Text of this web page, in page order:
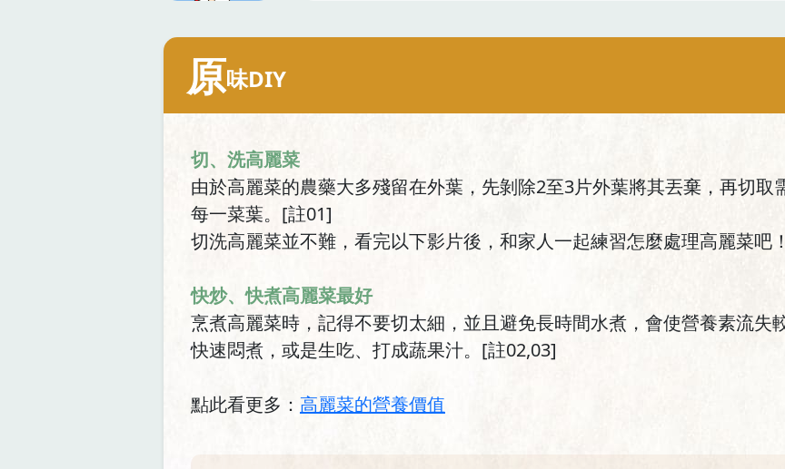
原味DIY
切、洗高麗菜
由於高麗菜的農藥大多殘留在外葉，先剝除2至3片外葉將其丟棄，再切取
每一菜葉。[註01]
切洗高麗菜並不難，看完以下影片後，和家人一起練習怎麼處理高麗菜吧！
快炒、快煮高麗菜最好
烹煮高麗菜時，記得不要切太細，並且避免長時間水煮，會使營養素流失
快速悶煮，或是生吃、打成蔬果汁。[註02,03]
點此看更多： 高麗菜的營養價值